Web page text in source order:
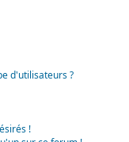
d'utilisateurs ?
!